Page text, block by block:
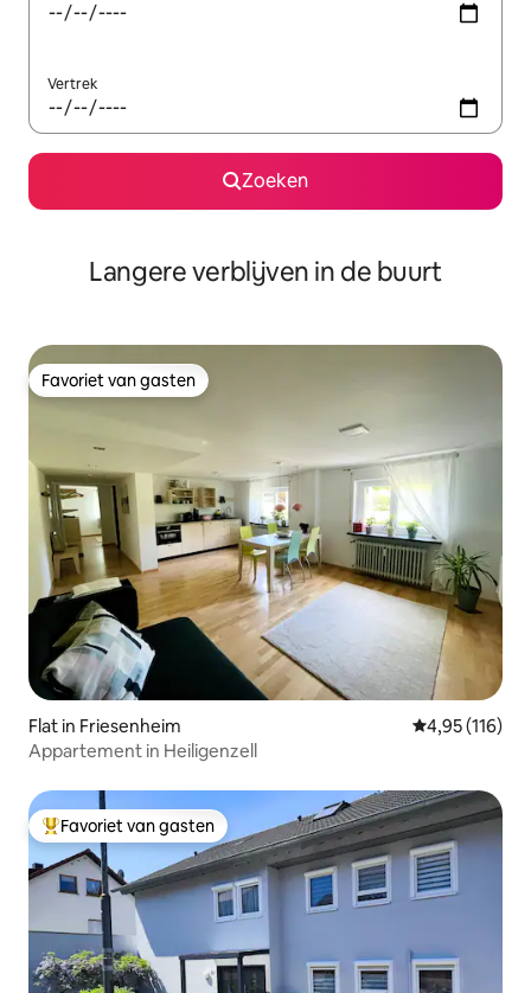
Vertrek
Zoeken
Langere verblijven in de buurt
Favoriet van gasten
Favoriet van gasten
Flat in Friesenheim Gemiddelde
4,95 (116)
Appartement in Heiligenzell
Topfavoriet van gasten
Favoriet van gasten